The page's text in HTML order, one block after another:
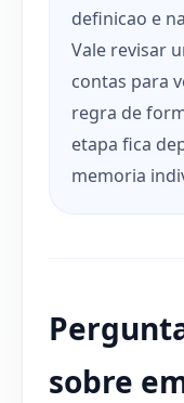
definicao e
Vale revisar
contas para
regra de
etapa fica
memoria
sobre